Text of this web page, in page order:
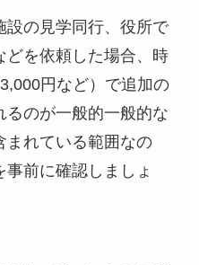
設の見学同行、役所で
どを依頼した場合、時
円など）で追加の
のが一般的一般的な
まれている範囲なの
前に確認しましょ